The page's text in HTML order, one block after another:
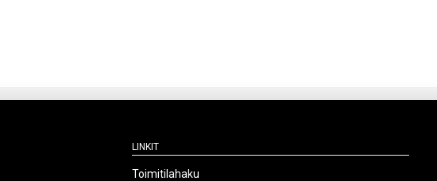
Linkit
Toimitilahaku